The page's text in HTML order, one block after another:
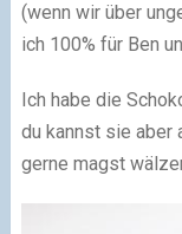
(wenn wir über
ich 100% für Ben
Ich habe die
du kannst sie aber
gerne magst